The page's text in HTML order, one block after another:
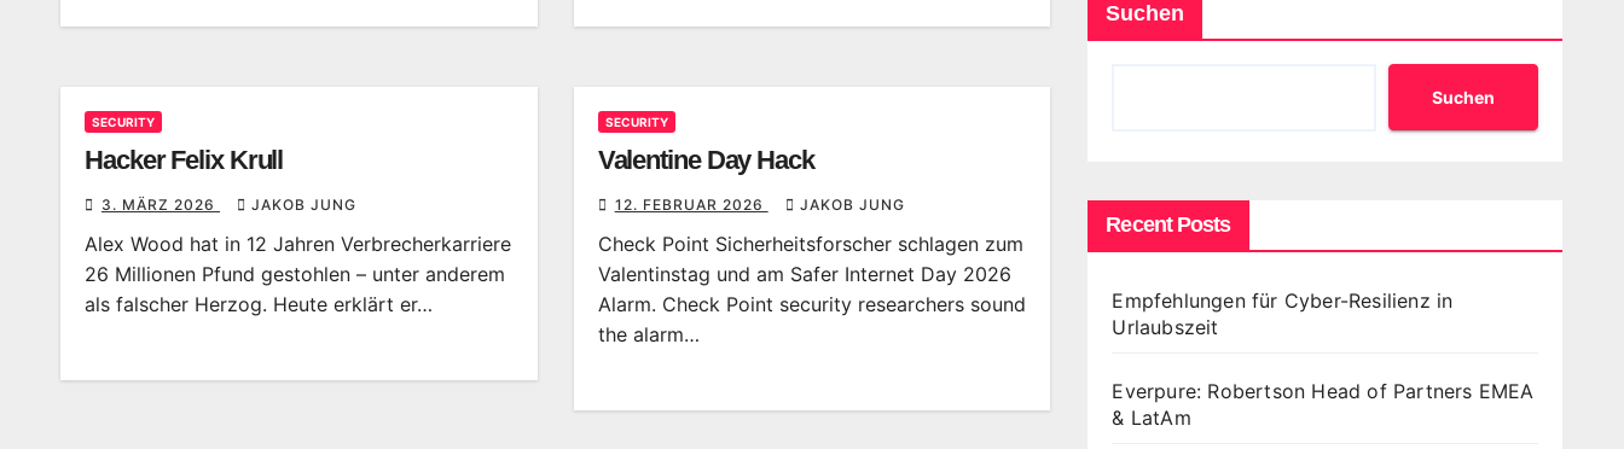
SECURITY
Hacker Felix Krull
3. MÄRZ 2026 JAKOB JUNG
Alex Wood hat in 12 Jahren Verbrecherkarriere
26 Millionen Pfund gestohlen – unter anderem
als falscher Herzog. Heute erklärt er…
SECURITY
Valentine Day Hack
12. FEBRUAR 2026 JAKOB JUNG
Check Point Sicherheitsforscher schlagen zum
Valentinstag und am Safer Internet Day 2026
Alarm. Check Point security researchers sound
the alarm…
Suchen
Suchen
Recent Posts
Empfehlungen für Cyber-Resilienz in
Urlaubszeit
Everpure: Robertson Head of Partners EMEA
& LatAm